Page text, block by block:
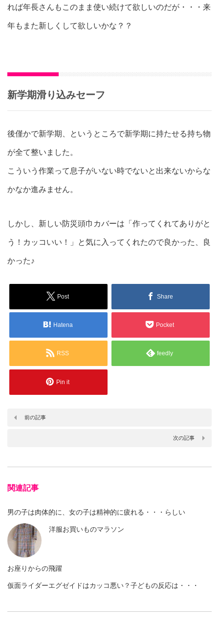
れば年長さんもこのまま使い続けて欲しいのだが・・・来
年もまた新しくして欲しいかな？？
新学期滑り込みセーフ
後僅かで新学期、というところで新学期に持たせる持ち物
が全て整いました。
こういう作業って息子がいない時でないと出来ないからな
かなか進みません。
しかし、新しい防災頭巾カバーは「作ってくれてありがと
う！カッコいい！」と気に入ってくれたので良かった、良
かった♪
Post Share
Hatena Pocket
RSS feedly
Pin it
前の記事
次の記事
関連記事
男の子は肉体的に、女の子は精神的に疲れる・・・らしい
洋服お買いものマラソン
お座りからの飛躍
仮面ライダーエグゼイドはカッコ悪い？子どもの反応は・・・